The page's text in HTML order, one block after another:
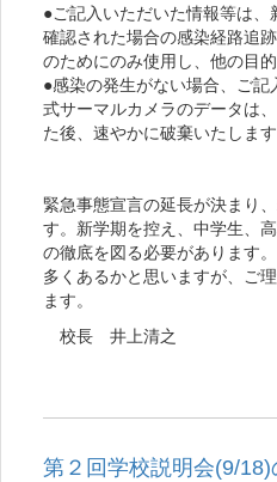
●ご記入いただいた情報等は
確認された場合の感染経路追跡
のためにのみ使用し、他の目
●感染の発生がない場合、ご
式サーマルカメラのデータは
た後、速やかに破棄いたします
緊急事態宣言の延長が決まり
す。新学期を控え、中学生、
の徹底を図る必要があります
多くあるかと思いますが、ご
ます。
校長 井上清之
第２回学校説明会(9/